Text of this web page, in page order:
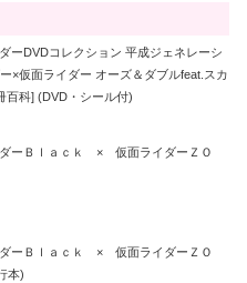
ーDVDコレクション 平成ジェネレーシ
×仮面ライダー オーズ＆ダブルfeat.スカ
百科] (DVD・シール付)
ダーＢｌａｃｋ × 仮面ライダーＺＯ
ダーＢｌａｃｋ × 仮面ライダーＺＯ
本)